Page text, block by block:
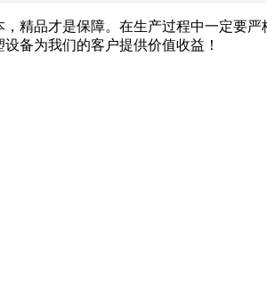
精品才是保障。在生产过程中一定要
备为我们的客户提供价值收益！